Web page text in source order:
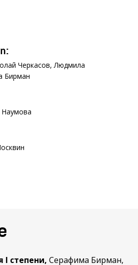
Черкасов, Людмила
Бирман
I степени, Серафима Бирман,